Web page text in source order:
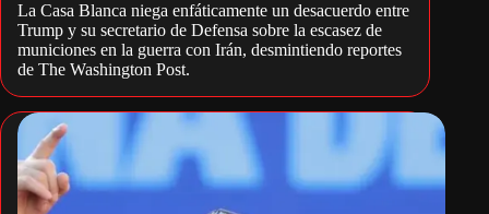
La Casa Blanca niega enfáticamente un desacuerdo entre
Trump y su secretario de Defensa sobre la escasez de
municiones en la guerra con Irán, desmintiendo reportes
de The Washington Post.